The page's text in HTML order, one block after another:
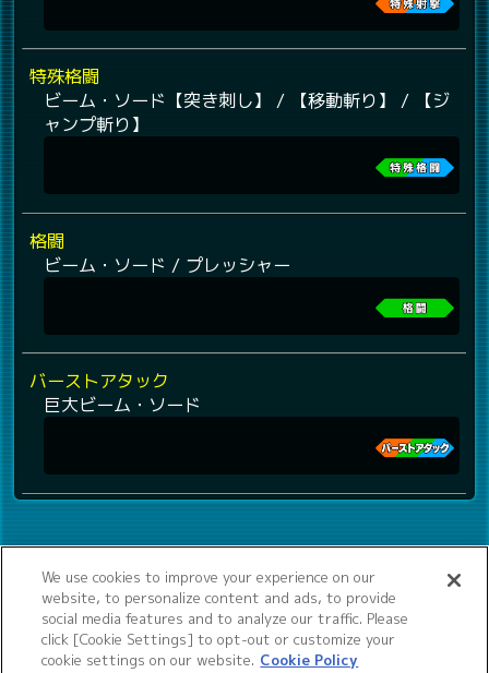
特殊格闘
ビーム・ソード【突き刺し】 / 【移動斬り】 / 【ジ
ャンプ斬り】
格闘
ビーム・ソード / プレッシャー
バーストアタック
巨大ビーム・ソード
We use cookies to improve your experience on our
website, to personalize content and ads, to provide
social media features and to analyze our traffic. Please
click [Cookie Settings] to opt-out or customize your
cookie settings on our website. Cookie Policy